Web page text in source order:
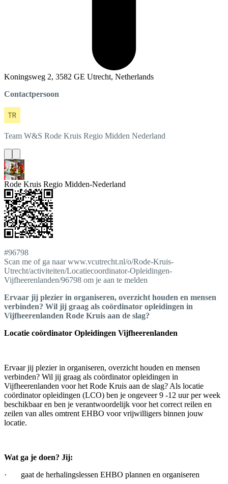
Koningsweg 2, 3582 GE Utrecht, Netherlands
Contactpersoon
Team W&S Rode Kruis Regio Midden Nederland
Rode Kruis Regio Midden-Nederland
#96798
Scan me of ga naar www.vcutrecht.nl/o/Rode-Kruis-
Utrecht/activiteiten/Locatiecoordinator-Opleidingen-
Vijfheerenlanden/96798 om je aan te melden
Ervaar jij plezier in organiseren, overzicht houden en mensen
verbinden? Wil jij graag als coördinator opleidingen in
Vijfheerenlanden Rode Kruis aan de slag?
Locatie coördinator Opleidingen Vijfheerenlanden
Ervaar jij plezier in organiseren, overzicht houden en mensen
verbinden? Wil jij graag als coördinator opleidingen in
Vijfheerenlanden voor het Rode Kruis aan de slag? Als locatie
coördinator opleidingen (LCO) ben je ongeveer 9 -12 uur per week
beschikbaar en ben je verantwoordelijk voor het correct reilen en
zeilen van alles omtrent EHBO voor vrijwilligers binnen jouw
locatie.
Wat ga je doen? Jij:
· gaat de herhalingslessen EHBO plannen en organiseren